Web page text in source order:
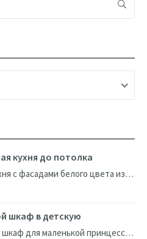
кухня до потолка
с фасадами белого цвета из
шкаф в детскую
для маленькой принцессы!